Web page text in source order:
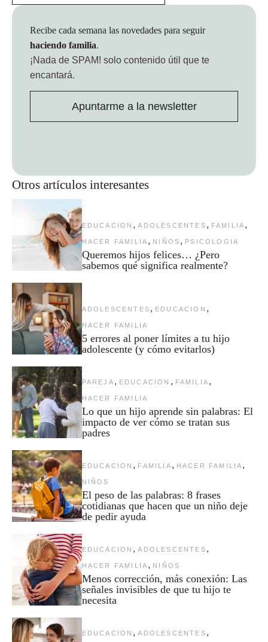
Otros artículos interesantes
EDUCACION , ADOLESCENTES , FAMILIA ,
HACER FAMILIA , NIÑOS , PSICOLOGIA
Queremos hijos felices… ¿Pero
sabemos qué significa realmente?
ADOLESCENTES , EDUCACION ,
HACER FAMILIA
5 errores al poner límites a tu hijo
adolescente (y cómo evitarlos)
PAREJA , EDUCACION , FAMILIA ,
HACER FAMILIA
Lo que un hijo aprende sin palabras: El
impacto de ver cómo se tratan sus
padres
EDUCACION , FAMILIA , HACER FAMILIA ,
NIÑOS
El peso de las palabras: 8 frases
cotidianas que hacen que un niño deje
de pedir ayuda
EDUCACION , ADOLESCENTES ,
HACER FAMILIA , NIÑOS
Menos corrección, más conexión: Las
señales invisibles de que tu hijo te
necesita
EDUCACION , ADOLESCENTES ,
Recibe cada semana las novedades para seguir
haciendo familia.
¡Nada de SPAM! solo contenido útil que te
encantará.
Apuntarme a la newsletter